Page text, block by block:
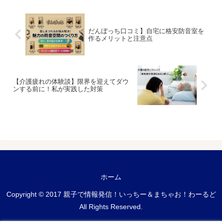
だんぼっち口コミ】自宅に格安防音室を
作るメリットと注意点
【介護疲れの体験談】限界を迎えてダウ
ンする前に！私が実践した対策
ホーム
Copyright © 2017 親子で情報発信！いっちー＆まちゃお！わーるど
All Rights Reserved.